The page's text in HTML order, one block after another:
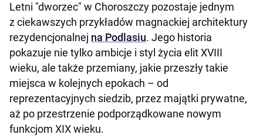
Letni "dworzec" w Choroszczy pozostaje jednym
z ciekawszych przykładów magnackiej architektury
rezydencjonalnej na Podlasiu. Jego historia
pokazuje nie tylko ambicje i styl życia elit XVIII
wieku, ale także przemiany, jakie przeszły takie
miejsca w kolejnych epokach – od
reprezentacyjnych siedzib, przez majątki prywatne,
aż po przestrzenie podporządkowane nowym
funkcjom XIX wieku.